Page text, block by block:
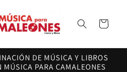
Carrito
DE MÚSICA Y LIBROS
MÚSICA PARA CAMALEONES